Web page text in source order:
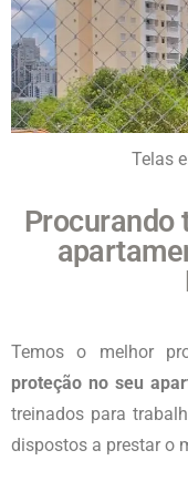
Telas
Procurando
Temos o melhor
proteção no seu
treinados para
dispostos a prestar o